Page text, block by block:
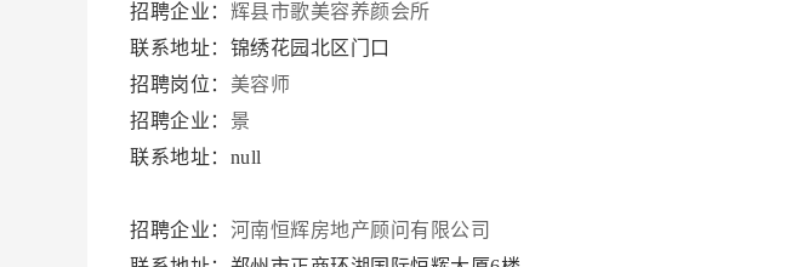
招聘企业： 辉县市歌美容养颜会所
联系地址：锦绣花园北区门口
招聘岗位： 美容师
招聘企业： 景
联系地址：null
招聘企业： 河南恒辉房地产顾问有限公司